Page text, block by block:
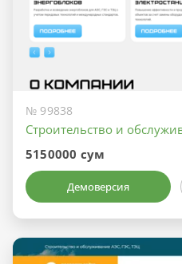
№ 99838
Строительство и
5150000 сум
Демоверсия